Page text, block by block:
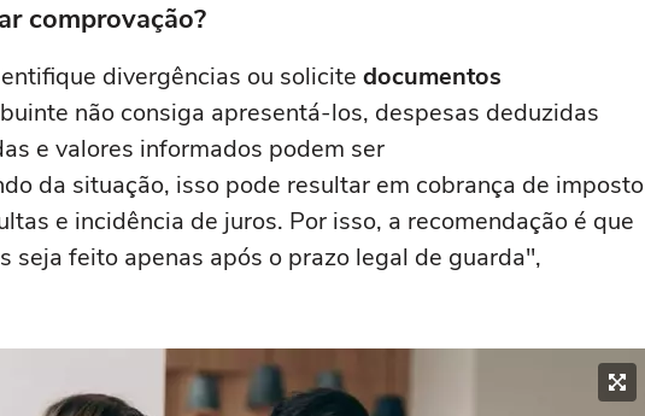
comprovação?
divergências ou solicite documentos
não consiga apresentá-los, despesas deduzidas
e valores informados podem ser
da situação, isso pode resultar em cobrança de imposto
e incidência de juros. Por isso, a recomendação é que
seja feito apenas após o prazo legal de guarda",